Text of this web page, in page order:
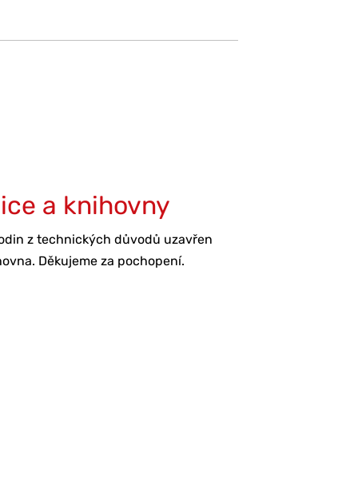
a knihovny
z technických důvodů uzavřen
Děkujeme za pochopení.